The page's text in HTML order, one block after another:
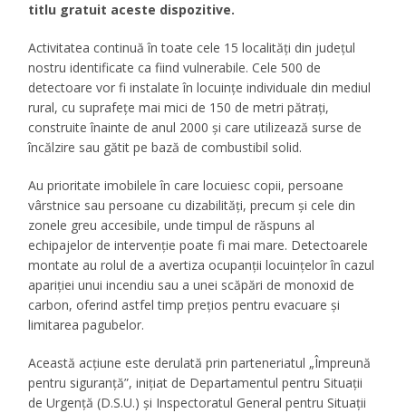
titlu gratuit aceste dispozitive.
Activitatea continuă în toate cele 15 localități din județul
nostru identificate ca fiind vulnerabile. Cele 500 de
detectoare vor fi instalate în locuințe individuale din mediul
rural, cu suprafețe mai mici de 150 de metri pătrați,
construite înainte de anul 2000 și care utilizează surse de
încălzire sau gătit pe bază de combustibil solid.
Au prioritate imobilele în care locuiesc copii, persoane
vârstnice sau persoane cu dizabilități, precum și cele din
zonele greu accesibile, unde timpul de răspuns al
echipajelor de intervenție poate fi mai mare. Detectoarele
montate au rolul de a avertiza ocupanții locuințelor în cazul
apariției unui incendiu sau a unei scăpări de monoxid de
carbon, oferind astfel timp prețios pentru evacuare și
limitarea pagubelor.
Această acțiune este derulată prin parteneriatul „Împreună
pentru siguranță”, inițiat de Departamentul pentru Situații
de Urgență (D.S.U.) și Inspectoratul General pentru Situații